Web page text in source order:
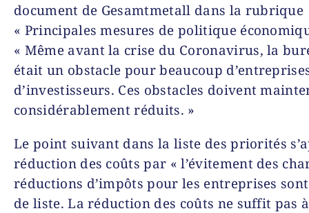
document de Gesamtmetall dans la rubrique
« Principales mesures de politique
« Même avant la crise du Coronavirus, la
était un obstacle pour beaucoup
d’investisseurs. Ces obstacles doivent
considérablement réduits. »
Le point suivant dans la liste des priorités
réduction des coûts par « l’évitement des
réductions d’impôts pour les entreprises
de liste. La réduction des coûts ne suffit pas